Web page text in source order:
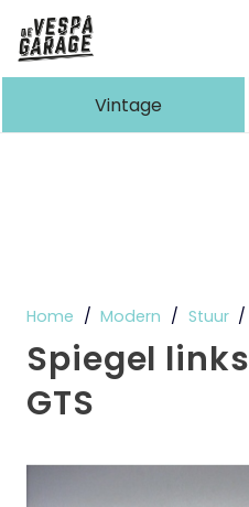
de resultaten
Vintage
Home / Modern / Stuur /
Spiegel
GTS